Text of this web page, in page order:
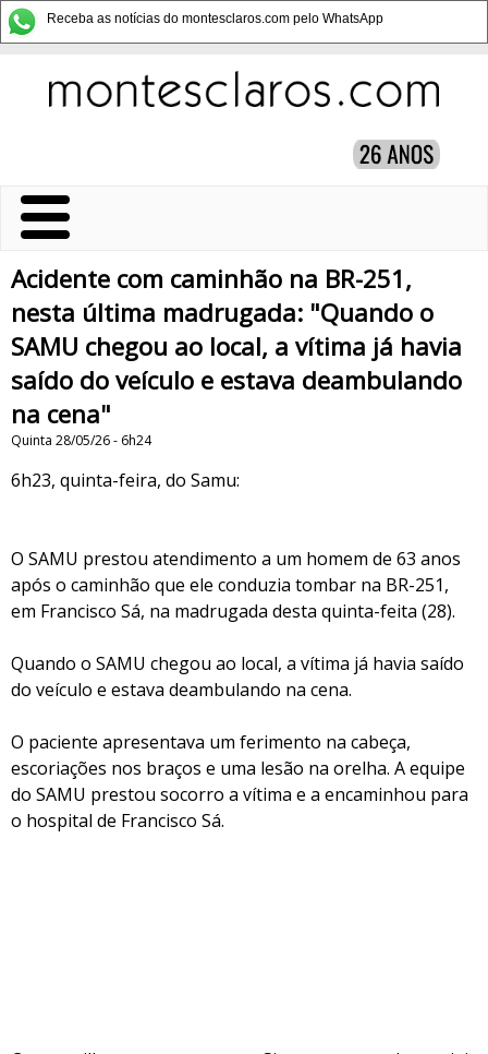
Receba as notícias do montesclaros.com pelo WhatsApp
Acidente com caminhão na BR-251,
nesta última madrugada: "Quando o
SAMU chegou ao local, a vítima já havia
saído do veículo e estava deambulando
na cena"
Quinta 28/05/26 - 6h24
6h23, quinta-feira, do Samu:
O SAMU prestou atendimento a um homem de 63 anos
após o caminhão que ele conduzia tombar na BR-251,
em Francisco Sá, na madrugada desta quinta-feita (28).
Quando o SAMU chegou ao local, a vítima já havia saído
do veículo e estava deambulando na cena.
O paciente apresentava um ferimento na cabeça,
escoriações nos braços e uma lesão na orelha. A equipe
do SAMU prestou socorro a vítima e a encaminhou para
o hospital de Francisco Sá.